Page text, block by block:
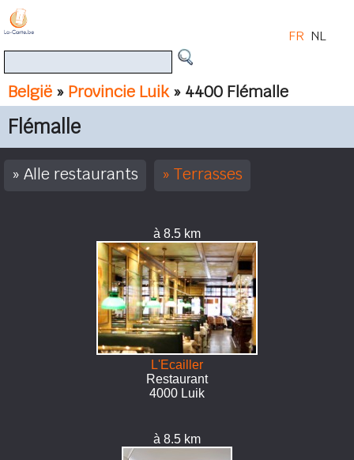
België » Provincie Luik» 4400 Flémalle
FR NL
Flémalle
Alle restaurants Terrasses
à 8.5 km
L'Ecailler
Restaurant
4000 Luik
à 8.5 km